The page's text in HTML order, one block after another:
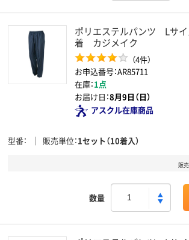
ポリエステルパンツ Lサ
着 カジメイク
（4件）
お申込番号：AR85711
在庫：1点
お届け日：8月9日（日）
アスクル在庫商品
型番 販売単位 1セット（10着入）
販売
数量